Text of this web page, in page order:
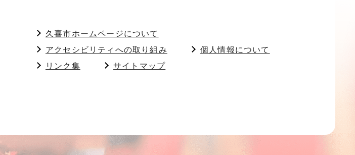
久喜市ホームページについて
アクセシビリティへの取り組み
個人情報について
リンク集
サイトマップ